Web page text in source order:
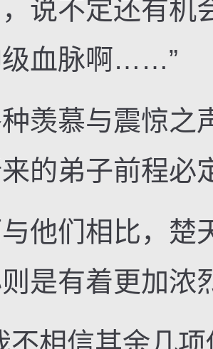
说不定还有机
级血脉啊……”
慕与震惊之
的弟子前程必
们相比，楚
是有着更加浓